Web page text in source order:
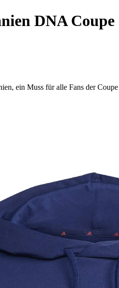
DNA
ein Muss für alle Fans der